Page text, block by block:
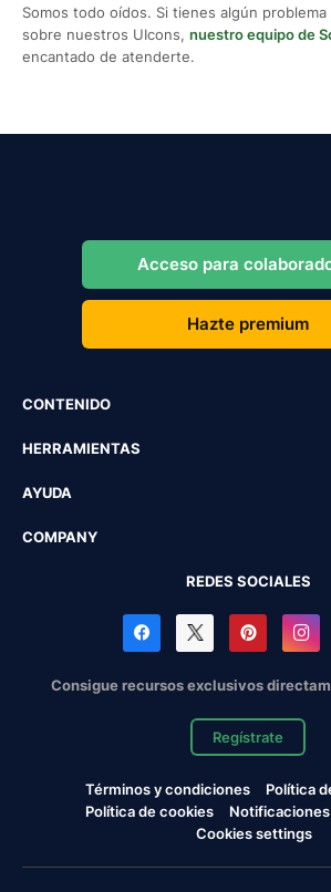
Somos todo oídos. Si tienes algún
sobre nuestros UIcons, nuestro equipo de
encantado de atenderte.
Acceso para
Hazte premium
CONTENIDO
HERRAMIENTAS
AYUDA
COMPANY
REDES SOCIALES
Consigue recursos exclusivos
Regístrate
Términos y condiciones
Política
Política de cookies
Cookies settings